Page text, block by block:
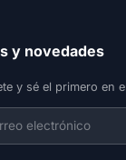
y novedades
y sé el primero en